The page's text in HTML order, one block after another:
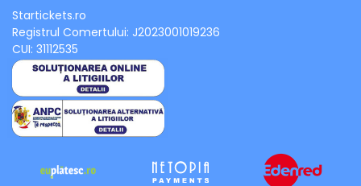
Startickets.ro
Registrul Comertului: J2023001019236
CUI: 31112535